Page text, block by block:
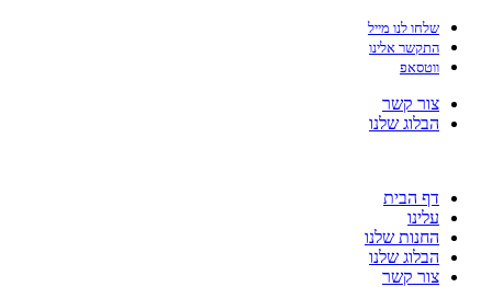
שלחו לנו מייל
התקשר אלינו
ווטסאפ
צור קשר
הבלוג שלנו
דף הבית
עלינו
החנות שלנו
הבלוג שלנו
צור קשר